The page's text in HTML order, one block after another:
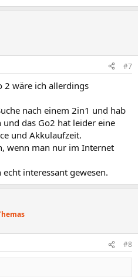
#7
2 wäre ich allerdings
nach einem 2in1 und hab
das Go2 hat leider eine
und Akkulaufzeit.
wenn man nur im Internet
interessant gewesen.
#8